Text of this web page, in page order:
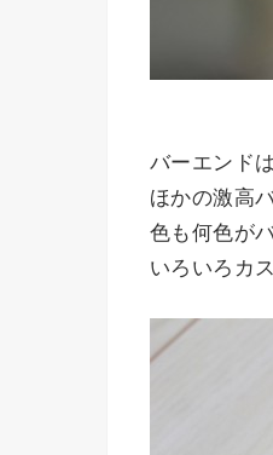
バーエンドは
ほかの激高
色も何色が
いろいろカ